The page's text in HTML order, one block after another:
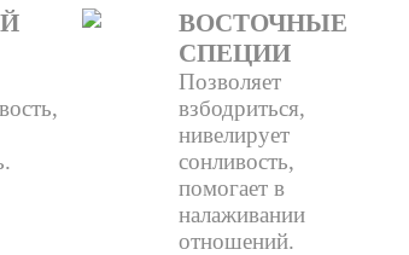
ВОСТОЧНЫЕ
СПЕЦИИ
Позволяет
взбодриться,
нивелирует
сонливость,
помогает в
налаживании
отношений.